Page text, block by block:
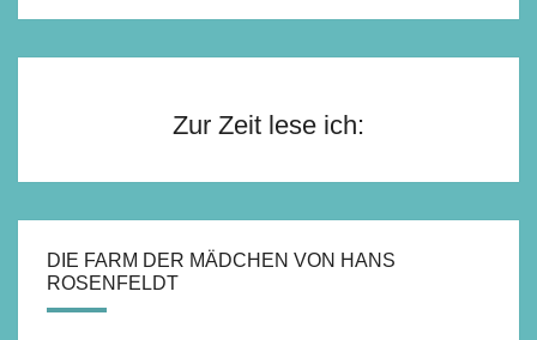
Zur Zeit lese ich:
DIE FARM DER MÄDCHEN VON HANS
ROSENFELDT